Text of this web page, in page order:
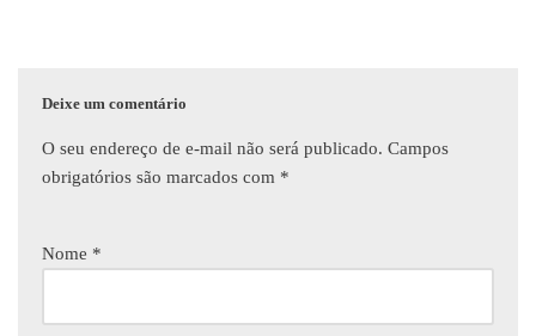
Deixe um comentário
O seu endereço de e-mail não será publicado. Campos
obrigatórios são marcados com *
Nome *